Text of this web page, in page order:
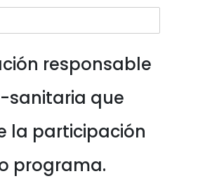
responsable
sanitaria que
la participación
programa.